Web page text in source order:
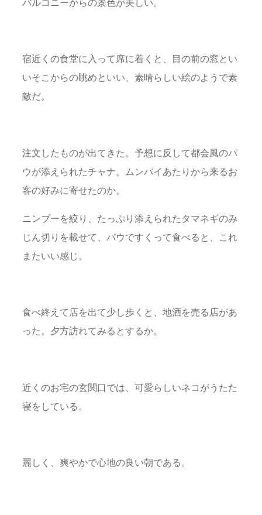
宿近くの食堂に入って席に着くと、目の前の窓とい
いそこからの眺めといい、素晴らしい絵のようで素
敵だ。
注文したものが出てきた。予想に反して都会風のパ
ウが添えられたチャナ。ムンバイあたりから来るお
客の好みに寄せたのか。
ニンブーを絞り、たっぷり添えられたタマネギのみ
じん切りを載せて、パウですくって食べると、これ
またいい感じ。
食べ終えて店を出て少し歩くと、地酒を売る店があ
った。夕方訪れてみるとするか。
近くのお宅の玄関口では、可愛らしいネコがうたた
寝をしている。
麗しく、爽やかで心地の良い朝である。